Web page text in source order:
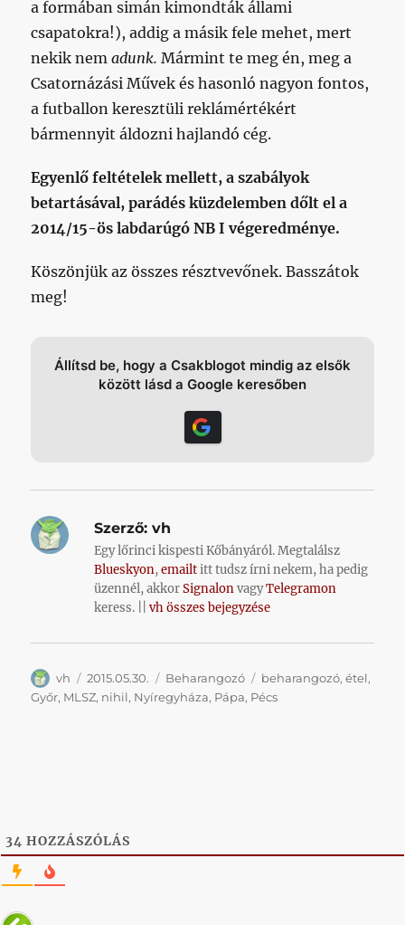
a formában simán kimondták állami
csapatokra!), addig a másik fele mehet, mert
nekik nemadunk. Mármint te meg én, meg a
Csatornázási Művek és hasonló nagyon fontos,
a futballon keresztüli reklámértékért
bármennyit áldozni hajlandó cég.
Egyenlő feltételek mellett, a szabályok
betartásával, parádés küzdelemben dőlt el a
2014/15-ös labdarúgó NB I végeredménye.
Köszönjük az összes résztvevőnek. Basszátok
meg!
Állítsd be, hogy a Csakblogot mindig az elsők
között lásd a Google keresőben
Szerző: vh
Egy lőrinci kispesti Kőbányáról. Megtalálsz
Blueskyon,emailtitt tudsz írni nekem, ha pedig
üzennél, akkorSignalonvagyTelegramon
keress. ||vh összes bejegyzése
Szerző
vh Közzétéve
2015.05.30. Kategória
Beharangozó Címke
beharangozó,étel,
Győr, MLSZ, nihil, Nyíregyháza, Pápa, Pécs
34 HOZZÁSZÓLÁS